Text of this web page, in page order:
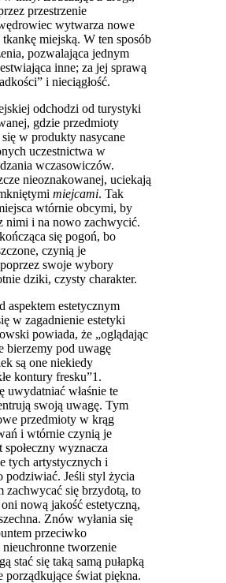
przestrzenie
wytwarza nowe
miejską. W ten sposób
pozwalająca jednym
inne; za jej sprawą
i nieciągłość.
odchodzi od turystyki
gdzie przedmioty
w produkty nasycane
uczestnictwa w
wczasowiczów.
nieoznakowanej, uciekają
miejcami. Tak
wtórnie obcymi, by
nimi i na nowo zachwycić.
się pogoń, bo
czynią je
swoje wybory
dziki, czysty charakter.
aspektem estetycznym
w zagadnienie estetyki
powiada, że „oglądając
bierzemy pod uwagę
są one niekiedy
kontury fresku”1.
uwydatniać właśnie te
swoją uwagę. Tym
przedmioty w krąg
i wtórnie czynią je
wyznacza
tych artystycznych i
podziwiać. Jeśli styl życia
zachwycać się brzydotą, to
nową jakość estetyczną,
Znów wyłania się
przeciwko
tworzenie
stać się taką samą pułapką
porządkujące świat piękna.